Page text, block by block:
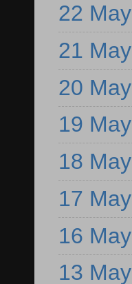
22 May
21 May
20 May
19 May
18 May
17 May
16 May
13 May